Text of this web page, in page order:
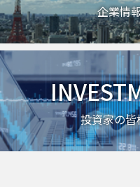
企業情
投資家の